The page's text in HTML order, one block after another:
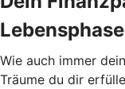
Wie auch immer
Träume du dir